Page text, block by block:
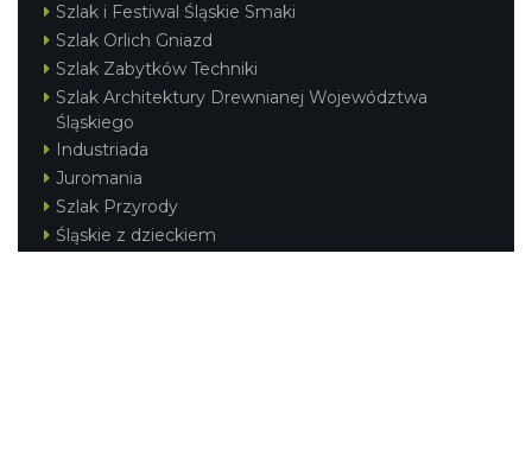
Szlak i Festiwal Śląskie Smaki
Szlak Orlich Gniazd
Szlak Zabytków Techniki
Szlak Architektury Drewnianej Województwa
Śląskiego
Industriada
Juromania
Szlak Przyrody
Śląskie z dzieckiem